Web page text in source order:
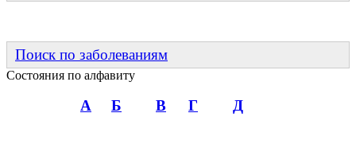
Поиск по заболеваниям
Состояния по алфавиту
А Б В Г Д